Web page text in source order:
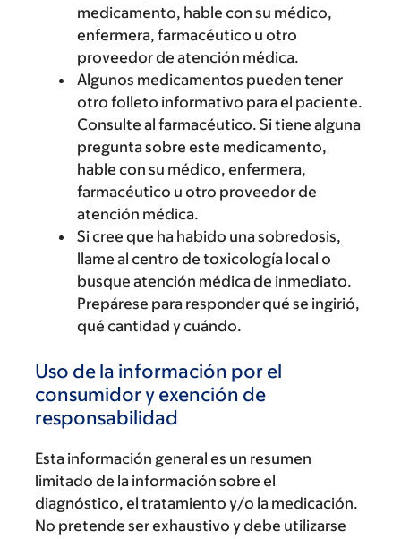
medicamento, hable con su médico,
enfermera, farmacéutico u otro
proveedor de atención médica.
Algunos medicamentos pueden tener
otro folleto informativo para el paciente.
Consulte al farmacéutico. Si tiene alguna
pregunta sobre este medicamento,
hable con su médico, enfermera,
farmacéutico u otro proveedor de
atención médica.
Si cree que ha habido una sobredosis,
llame al centro de toxicología local o
busque atención médica de inmediato.
Prepárese para responder qué se ingirió,
qué cantidad y cuándo.
Uso de la información por el
consumidor y exención de
responsabilidad
Esta información general es un resumen
limitado de la información sobre el
diagnóstico, el tratamiento y/o la medicación.
No pretende ser exhaustivo y debe utilizarse